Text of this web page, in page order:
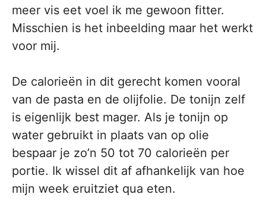
meer vis eet voel ik me gewoon fitter.
Misschien is het inbeelding maar het werkt
voor mij.
De calorieën in dit gerecht komen vooral
van de pasta en de olijfolie. De tonijn zelf
is eigenlijk best mager. Als je tonijn op
water gebruikt in plaats van op olie
bespaar je zo’n 50 tot 70 calorieën per
portie. Ik wissel dit af afhankelijk van hoe
mijn week eruitziet qua eten.